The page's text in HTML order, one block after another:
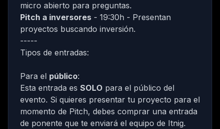
micro abierto para preguntas.
Pitch a inversores - 19:30h - Presentan
proyectos buscando inversión.
-----
Tipos de entradas:
Para el público:
Esta entrada es SOLO para el público del
evento. Si quieres presentar tu proyecto para el
momento de Pitch, debes comprar una entrada
de ponente que te enviará el equipo de Itnig.